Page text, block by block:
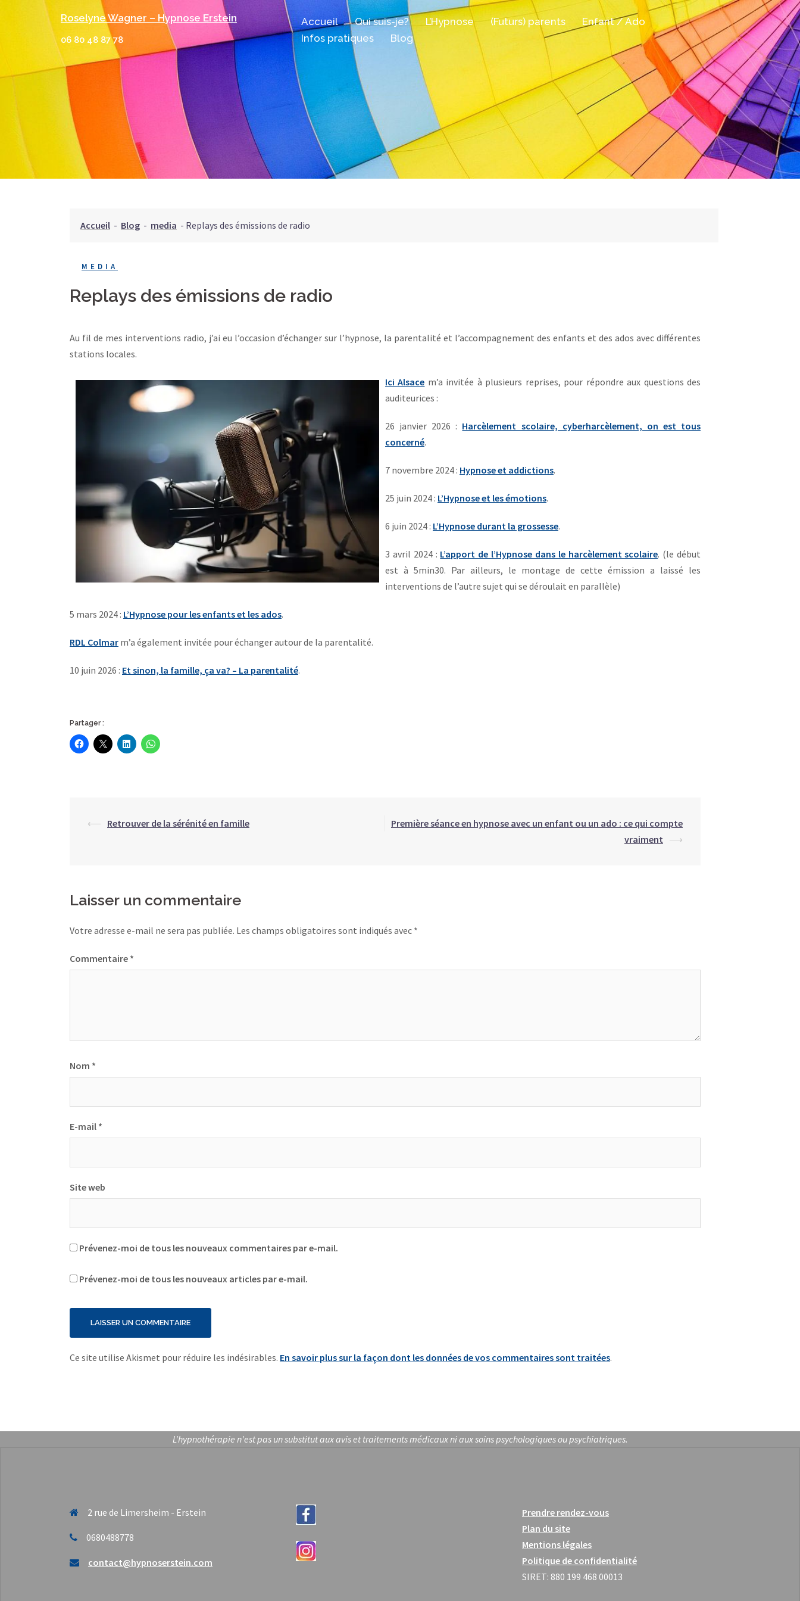
Roselyne Wagner – Hypnose Erstein
06 80 48 87 78
Accueil Qui suis-je? L’Hypnose (Futurs) parents
Enfant / Ado
Infos pratiques
Blog
Accueil - Blog - media - Replays des émissions de radio
MEDIA
Replays des émissions de radio
Au fil de mes interventions radio, j’ai eu l’occasion d’échanger sur l’hypnose, la parentalité et l’accompagnement des enfants et des ados avec différentes
stations locales.
Ici Alsace m’a invitée à plusieurs reprises, pour répondre aux questions des
auditeurices :
26 janvier 2026 : Harcèlement scolaire, cyberharcèlement, on est tous
concerné.
7 novembre 2024 : Hypnose et addictions.
25 juin 2024 : L’Hypnose et les émotions.
6 juin 2024 : L’Hypnose durant la grossesse.
3 avril 2024 : L’apport de l’Hypnose dans le harcèlement scolaire. (le début
est à 5min30. Par ailleurs, le montage de cette émission a laissé les
interventions de l’autre sujet qui se déroulait en parallèle)
5 mars 2024 : L’Hypnose pour les enfants et les ados.
RDL Colmar m’a également invitée pour échanger autour de la parentalité.
10 juin 2026 : Et sinon, la famille, ça va? – La parentalité.
Partager :
Navigation
⟵ Retrouver de la sérénité en famille
Première séance en hypnose avec un enfant ou un ado : ce qui compte
vraiment ⟶
Laisser un commentaire
Votre adresse e-mail ne sera pas publiée. Les champs obligatoires sont indiqués avec *
Commentaire *
Nom *
E-mail *
Site web
Prévenez-moi de tous les nouveaux commentaires par e-mail.
Prévenez-moi de tous les nouveaux articles par e-mail.
Ce site utilise Akismet pour réduire les indésirables. En savoir plus sur la façon dont les données de vos commentaires sont traitées.
L'hypnothérapie n'est pas un substitut aux avis et traitements médicaux ni aux soins psychologiques ou psychiatriques.
2 rue de Limersheim - Erstein
0680488778
contact@hypnoserstein.com
Prendre rendez-vous
Plan du site
Mentions légales
Politique de confidentialité
SIRET: 880 199 468 00013